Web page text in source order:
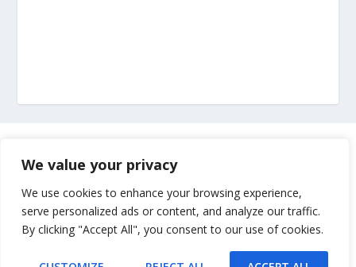
We value your privacy
We use cookies to enhance your browsing experience,
serve personalized ads or content, and analyze our traffic.
By clicking "Accept All", you consent to our use of cookies.
Impressum
Uvjeti korištenja